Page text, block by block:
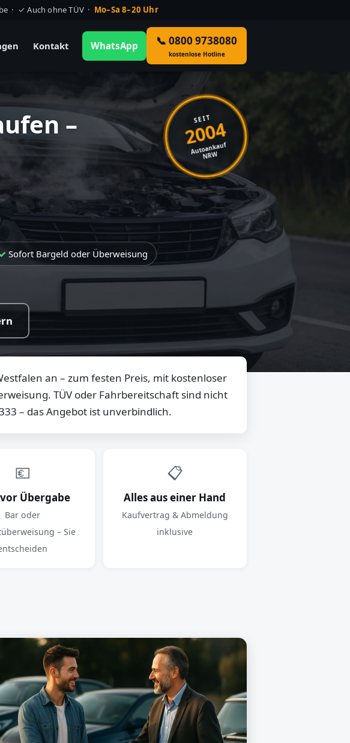
· ✓ Auch ohne TÜV · Mo–Sa 8–20 Uhr
Kontakt WhatsApp 📞 0800 9738080
kostenlose Hotline
SEIT
2004
Autoankauf
NRW
–
Sofort Bargeld oder Überweisung
an – zum festen Preis, mit kostenloser
TÜV oder Fahrbereitschaft sind nicht
– das Angebot ist unverbindlich.
💶
Übergabe
Bar oder
– Sie
📋
Alles aus einer Hand
Kaufvertrag & Abmeldung
inklusive